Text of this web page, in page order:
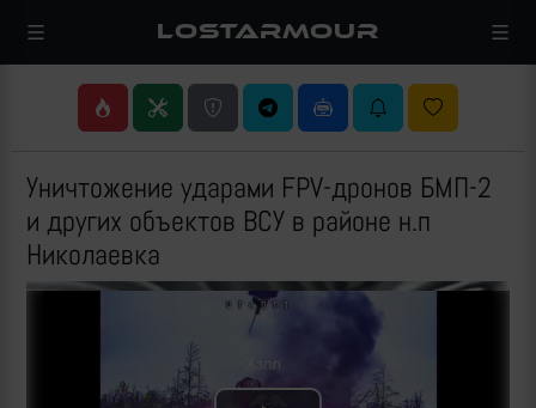
LOSTARMOUR
Уничтожение ударами FPV-дронов БМП-2
и других объектов ВСУ в районе н.п
Николаевка